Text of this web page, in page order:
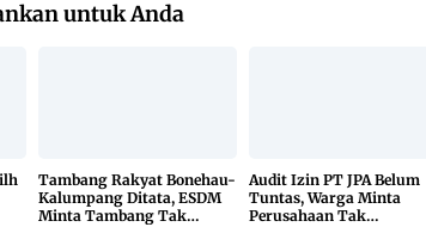
untuk Anda
Tambang Rakyat Bonehau-
Kalumpang Ditata, ESDM
Minta Tambang Tak
Audit Izin PT JPA Belum
Tuntas, Warga Minta
Perusahaan Tak